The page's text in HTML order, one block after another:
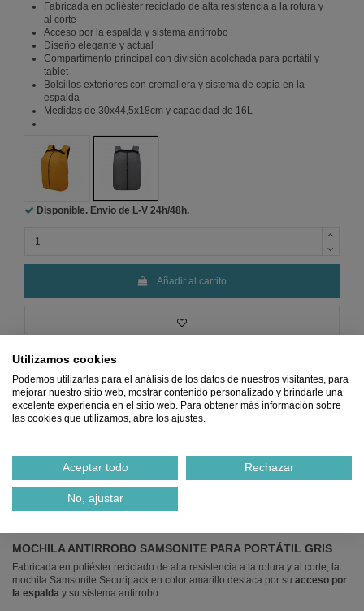
Fabricada en poliéster reciclado de alta resistencia a la rotura y
al corte
Acceso por la espalda y sistema antirrobo
Diseño elegante y actual
Compartimento principal con división acolchada para portátil y
tablet
Bolsillos exteriores con cremallera y sistema de copia en la
espalda
Medidas de 30x44,5x18cm y capacidad de 16L
Amarillo Gris
Disponible. Envio de L-V 24h/48h.
Añadir al carrito
511194-30
MOCHILA ANTIRROBO SAMSONITE PARA PORTÁTIL GRIS
Fabricada en poliéster reciclado de alta resistencia a la rotura y al corte, la
mochila Samsonite Securipack en color amarillo destaca por su acceso por
la espalda y su sistema antirrobo.
Utilizamos cookies
Podemos utilizarlas para el análisis de los datos de nuestros visitantes, para
mejorar nuestro sitio web, mostrar contenido personalizado y brindarle una
excelente experiencia en el sitio web. Para obtener más información sobre
las cookies que utilizamos, abre los ajustes.
Aceptar todo Rechazar
No, ajustar